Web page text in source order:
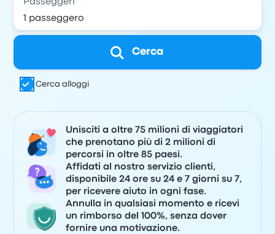
Passeggeri
Cerca
Cerca alloggi
Unisciti a oltre 75 milioni di viaggiatori
che prenotano più di 2 milioni di
percorsi in oltre 85 paesi.
Affidati al nostro servizio clienti,
disponibile 24 ore su 24 e 7 giorni su 7,
per ricevere aiuto in ogni fase.
Annulla in qualsiasi momento e ricevi
un rimborso del 100%, senza dover
fornire una motivazione.